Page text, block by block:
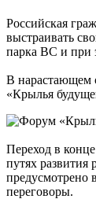
Российская
выстраивать
парка ВС и при
В нарастающем
«Крылья
Переход в
путях
предусмотрено
переговоры.